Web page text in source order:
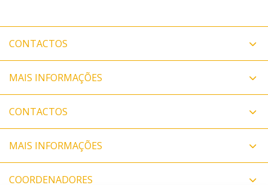
CONTACTOS
MAIS INFORMAÇÕES
CONTACTOS
MAIS INFORMAÇÕES
COORDENADORES